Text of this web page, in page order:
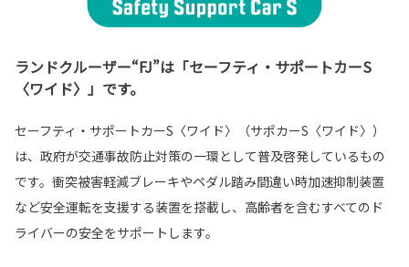
ランドクルーザー“FJ”は「セーフティ・サポートカーS
〈ワイド〉」です。
セーフティ・サポートカーS〈ワイド〉（サポカーS〈ワイド〉）
は、政府が交通事故防止対策の一環として普及啓発しているもの
です。衝突被害軽減ブレーキやペダル踏み間違い時加速抑制装置
など安全運転を支援する装置を搭載し、高齢者を含むすべてのド
ライバーの安全をサポートします。